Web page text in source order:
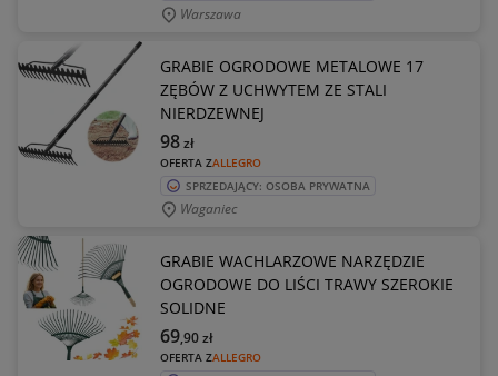
Warszawa
GRABIE OGRODOWE METALOWE 17
ZĘBÓW Z UCHWYTEM ZE STALI
NIERDZEWNEJ
OFERTA ZALLEGRO
98zł
SPRZEDAJĄCY: OSOBA PRYWATNA
Waganiec
GRABIE WACHLARZOWE NARZĘDZIE
OGRODOWE DO LIŚCI TRAWY SZEROKIE
SOLIDNE
OFERTA ZALLEGRO
69,90zł